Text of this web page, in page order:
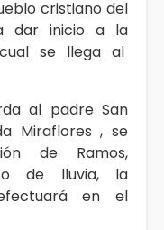
cristiano del
dar inicio a la
se llega al
al padre San
Miraflores , se
de Ramos,
de lluvia, la
en el